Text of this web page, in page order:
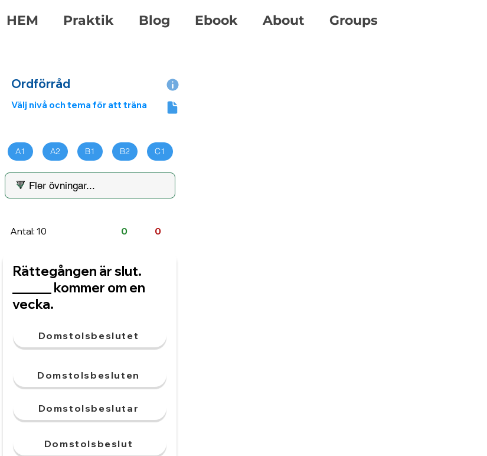
HEM Praktik Blog Ebook About Groups
Ordförråd
Välj nivå och tema för att träna
A1 A2 B1 B2 C1
Antal: 10 0 0
Rättegången är slut.
______ kommer om en
vecka.
Domstolsbeslutet
Domstolsbesluten
Domstolsbeslutar
Domstolsbeslut